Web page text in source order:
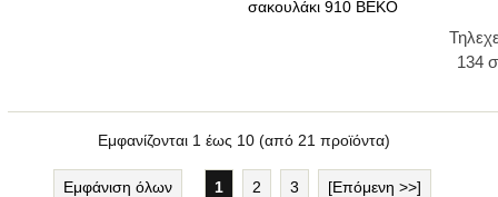
134
Εμφανίζονται 1 έως 10 (από 21 προϊόντα)
Εμφάνιση όλων 1 2 3 [Επόμενη >>]